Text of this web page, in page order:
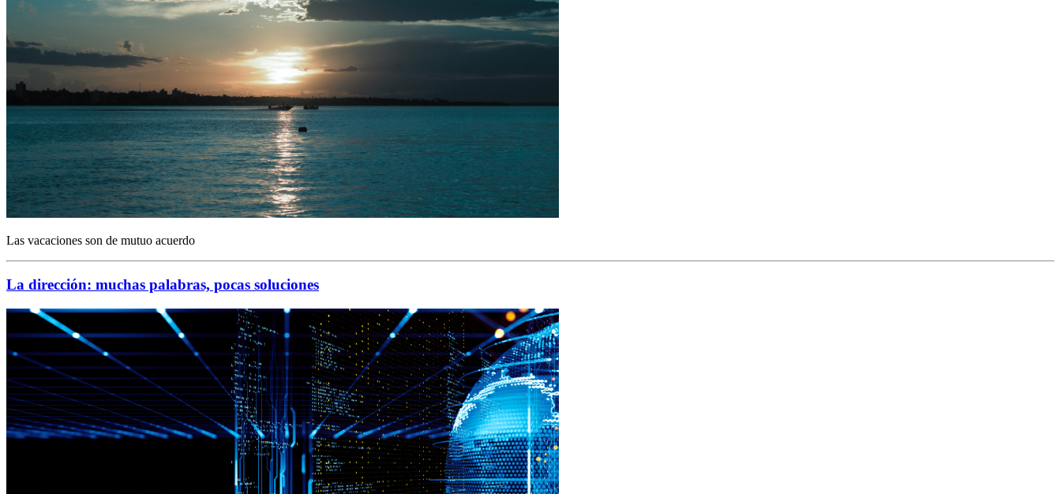
Las vacaciones son de mutuo acuerdo
La dirección: muchas palabras, pocas soluciones